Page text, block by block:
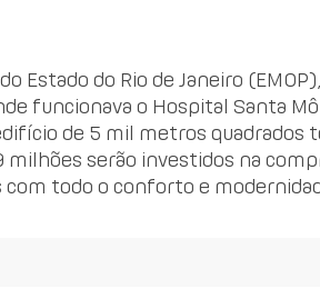
Estado do Rio de Janeiro
funcionava o Hospital Santa
de 5 mil metros quadrados
milhões serão investidos na
todo o conforto e